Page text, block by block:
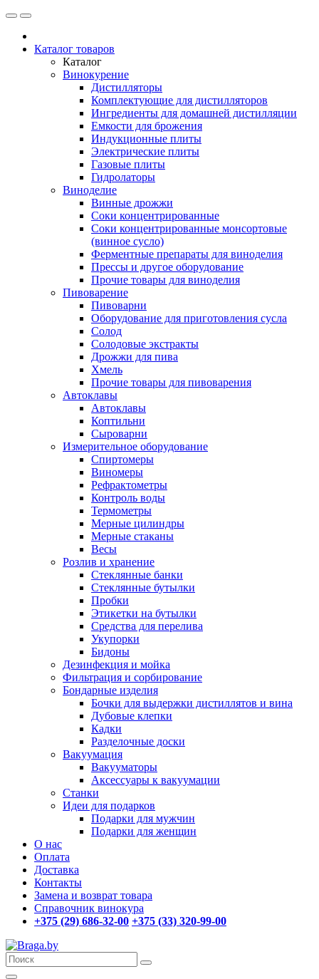
Каталог товаров
Каталог
Винокурение
Дистилляторы
Комплектующие для дистилляторов
Ингредиенты для домашней дистилляции
Емкости для брожения
Индукционные плиты
Электрические плиты
Газовые плиты
Гидролаторы
Виноделие
Винные дрожжи
Соки концентрированные
Соки концентрированные монсортовые
(винное сусло)
Ферментные препараты для виноделия
Прессы и другое оборудование
Прочие товары для виноделия
Пивоварение
Пивоварни
Оборудование для приготовления сусла
Солод
Солодовые экстракты
Дрожжи для пива
Хмель
Прочие товары для пивоварения
Автоклавы
Автоклавы
Коптильни
Сыроварни
Измерительное оборудование
Спиртомеры
Виномеры
Рефрактометры
Контроль воды
Термометры
Мерные цилиндры
Мерные стаканы
Весы
Розлив и хранение
Стеклянные банки
Стеклянные бутылки
Пробки
Этикетки на бутылки
Средства для перелива
Укупорки
Бидоны
Дезинфекция и мойка
Фильтрация и сорбирование
Бондарные изделия
Бочки для выдержки дистиллятов и вина
Дубовые клепки
Кадки
Разделочные доски
Вакуумация
Вакууматоры
Аксессуары к вакуумации
Станки
Идеи для подарков
Подарки для мужчин
Подарки для женщин
О нас
Оплата
Доставка
Контакты
Замена и возврат товара
Справочник винокура
+375 (29) 686-32-00 +375 (33) 320-99-00